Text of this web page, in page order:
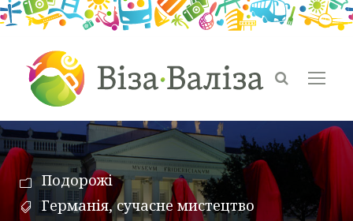
Подорожі
Германія, сучасне мистецтво